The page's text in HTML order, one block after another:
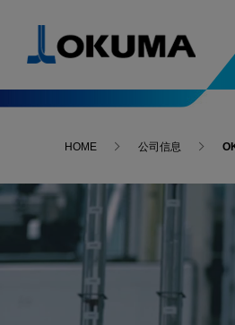
产品导航
引进案例
人力与环境支援
Green-Smart Machine
Collision Avoidance System
免清洗水箱
5轴，复合加工中心优点解析
5轴控制，复合加工中心
全方位解析
综合制造服务型企业的原点
机电一体的大隈
最新消息
HOME 公司信息